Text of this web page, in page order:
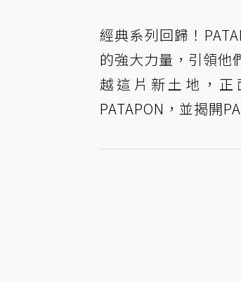
經典系列回歸！
的強大力量，引領他
越這片新土地，
PATAPON，並揭開